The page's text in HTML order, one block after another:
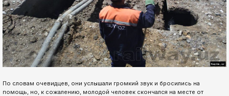
По словам очевидцев, они услышали громкий звук и бросились на
помощь, но, к сожалению, молодой человек скончался на месте от